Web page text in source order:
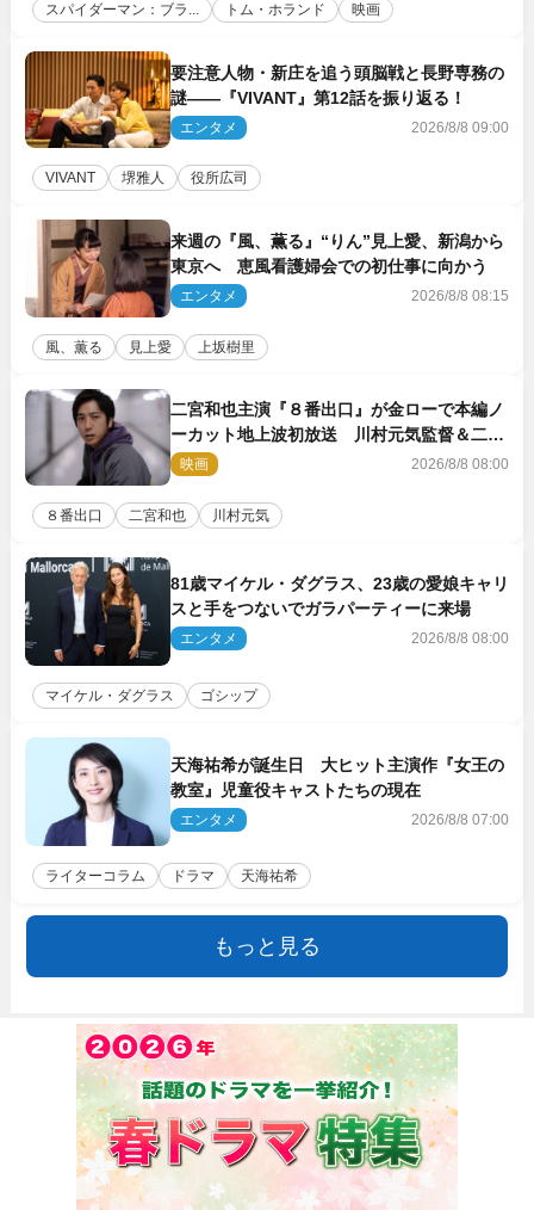
スパイダーマン：ブラ... トム・ホランド 映画
要注意人物・新庄を追う頭脳戦と長野専務の
謎――『VIVANT』第12話を振り返る！
エンタメ 2026/8/8 09:00
VIVANT 堺雅人 役所広司
来週の『風、薫る』“りん”見上愛、新潟から
東京へ 恵風看護婦会での初仕事に向かう
エンタメ 2026/8/8 08:15
風、薫る 見上愛 上坂樹里
二宮和也主演『８番出口』が金ローで本編ノ
ーカット地上波初放送 川村元気監督＆二宮
コメント到着
映画 2026/8/8 08:00
８番出口 二宮和也 川村元気
81歳マイケル・ダグラス、23歳の愛娘キャリ
スと手をつないでガラパーティーに来場
エンタメ 2026/8/8 08:00
マイケル・ダグラス ゴシップ
天海祐希が誕生日 大ヒット主演作『女王の
教室』児童役キャストたちの現在
エンタメ 2026/8/8 07:00
ライターコラム ドラマ 天海祐希
もっと見る